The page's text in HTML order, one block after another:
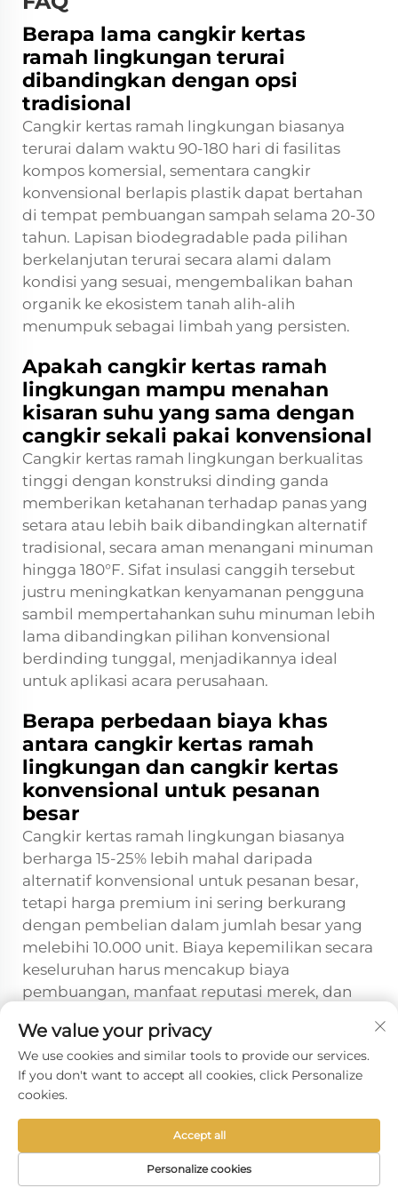
Berapa lama cangkir kertas
ramah lingkungan terurai
dibandingkan dengan opsi
tradisional
Cangkir kertas ramah lingkungan biasanya
terurai dalam waktu 90-180 hari di fasilitas
kompos komersial, sementara cangkir
konvensional berlapis plastik dapat bertahan
di tempat pembuangan sampah selama 20-30
tahun. Lapisan biodegradable pada pilihan
berkelanjutan terurai secara alami dalam
kondisi yang sesuai, mengembalikan bahan
organik ke ekosistem tanah alih-alih
menumpuk sebagai limbah yang persisten.
Apakah cangkir kertas ramah
lingkungan mampu menahan
kisaran suhu yang sama dengan
cangkir sekali pakai konvensional
Cangkir kertas ramah lingkungan berkualitas
tinggi dengan konstruksi dinding ganda
memberikan ketahanan terhadap panas yang
setara atau lebih baik dibandingkan alternatif
tradisional, secara aman menangani minuman
hingga 180°F. Sifat insulasi canggih tersebut
justru meningkatkan kenyamanan pengguna
sambil mempertahankan suhu minuman lebih
lama dibandingkan pilihan konvensional
berdinding tunggal, menjadikannya ideal
untuk aplikasi acara perusahaan.
Berapa perbedaan biaya khas
antara cangkir kertas ramah
lingkungan dan cangkir kertas
konvensional untuk pesanan
besar
Cangkir kertas ramah lingkungan biasanya
berharga 15-25% lebih mahal daripada
alternatif konvensional untuk pesanan besar,
tetapi harga premium ini sering berkurang
dengan pembelian dalam jumlah besar yang
melebihi 10.000 unit. Biaya kepemilikan secara
keseluruhan harus mencakup biaya
pembuangan, manfaat reputasi merek, dan
berkelanjutan, yang dapat mengimbangi
perbedaan harga awal.
Apakah ada persyaratan
penyimpanan khusus untuk
cangkir kertas ramah lingkungan
sebelum acara
Cangkir kertas ramah lingkungan harus
We value your privacy
We use cookies and similar tools to provide our services.
If you don't want to accept all cookies, click Personalize
cookies.
Personalize cookies
Accept all